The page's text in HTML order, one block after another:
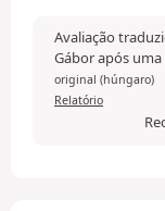
Avaliação
Gábor após
original (húngaro)
Relatório